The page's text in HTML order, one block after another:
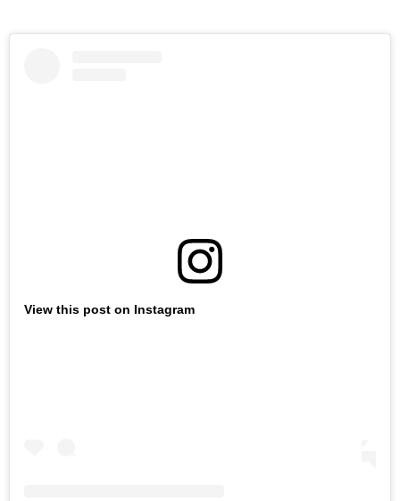
View this post on Instagram